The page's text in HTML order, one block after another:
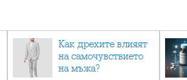
Как дрехите влияят
на самочувствието
на мъжа?